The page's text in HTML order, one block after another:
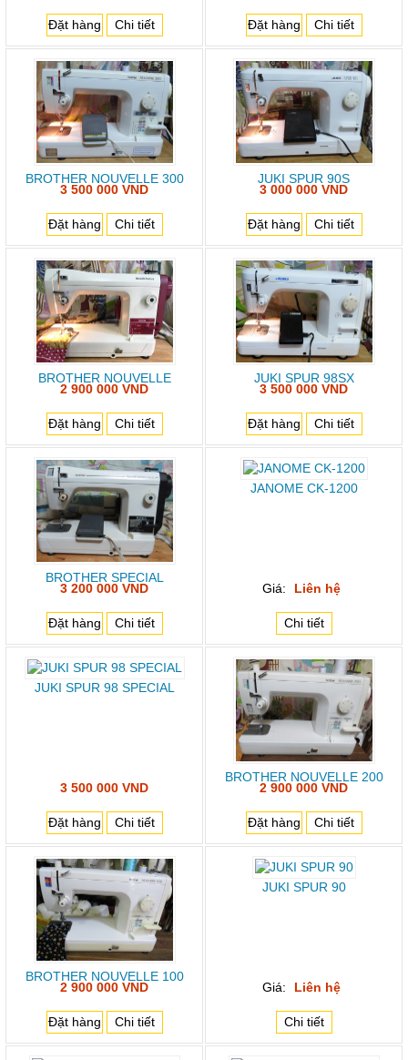
Đặt hàng Chi tiết Đặt hàng Chi tiết
BROTHER NOUVELLE 300
3 500 000 VND
Đặt hàng Chi tiết
JUKI SPUR 90S
3 000 000 VND
Đặt hàng Chi tiết
BROTHER NOUVELLE
2 900 000 VND
Đặt hàng Chi tiết
JUKI SPUR 98SX
3 500 000 VND
Đặt hàng Chi tiết
BROTHER SPECIAL
3 200 000 VND
Đặt hàng Chi tiết
JANOME CK-1200
Giá: Liên hệ
Chi tiết
JUKI SPUR 98 SPECIAL
3 500 000 VND
Đặt hàng Chi tiết
BROTHER NOUVELLE 200
2 900 000 VND
Đặt hàng Chi tiết
BROTHER NOUVELLE 100
2 900 000 VND
Đặt hàng Chi tiết
JUKI SPUR 90
Giá: Liên hệ
Chi tiết